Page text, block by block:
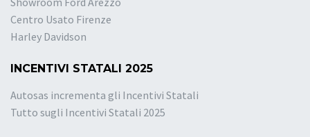
Centro Usato Firenze
Harley Davidson
INCENTIVI STATALI 2025
Autosas incrementa gli Incentivi Statali
Tutto sugli Incentivi Statali 2025